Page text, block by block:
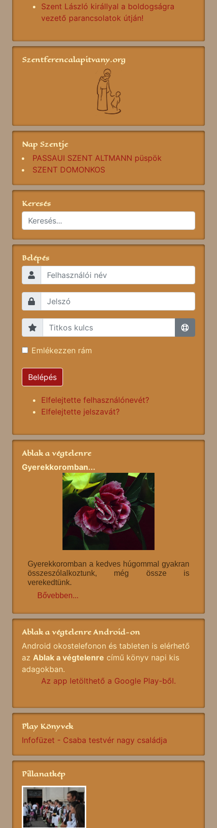
Szent László királlyal a boldogságra
vezető parancsolatok útján!
Szentferencalapitvany.org
Nap Szentje
PASSAUI SZENT ALTMANN püspök
SZENT DOMONKOS
Keresés
Belépés
Emlékezzen rám
Belépés
Elfelejtette felhasználónevét?
Elfelejtette jelszavát?
Ablak a végtelenre
Gyerekkoromban...
Gyerekkoromban a kedves húgommal gyakran
összeszólalkoztunk, még össze is
verekedtünk.
Bővebben...
Ablak a végtelenre Android-on
Android okostelefonon és tableten is elérhető
az Ablak a végtelenre című könyv napi kis
adagokban.
Az app letölthető a Google Play-ből.
Play Könyvek
Infofüzet - Csaba testvér nagy családja
Pillanatkép